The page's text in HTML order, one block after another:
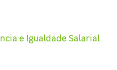
e Igualdade Salarial